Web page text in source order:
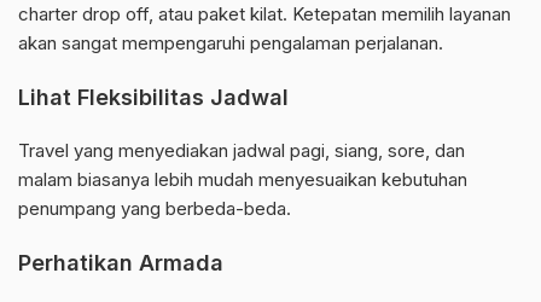
charter drop off, atau paket kilat. Ketepatan memilih layanan
akan sangat mempengaruhi pengalaman perjalanan.
Lihat Fleksibilitas Jadwal
Travel yang menyediakan jadwal pagi, siang, sore, dan
malam biasanya lebih mudah menyesuaikan kebutuhan
penumpang yang berbeda-beda.
Perhatikan Armada